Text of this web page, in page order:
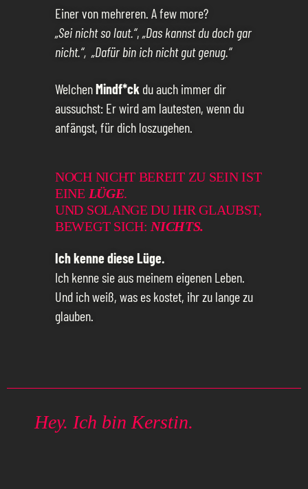
Einer von mehreren. A few more?
„Sei nicht so laut.“, „Das kannst du doch gar
nicht.“, „Dafür bin ich nicht gut genug.“
WelchenMindf*ck du auch immer dir
aussuchst: Er wird am lautesten, wenn du
anfängst, für dich loszugehen.
NOCH NICHT BEREIT ZU SEIN IST
EINE LÜGE.
UND SOLANGE DU IHR GLAUBST,
BEWEGT SICH: NICHTS.
Ich kenne diese Lüge.
Ich kenne sie aus meinem eigenen Leben.
Und ich weiß, was es kostet, ihr zu lange zu
glauben.
Hey. Ich bin Kerstin.